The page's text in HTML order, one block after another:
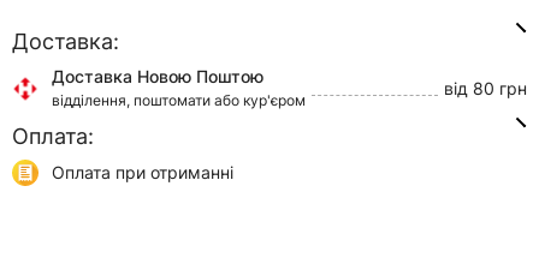
Доставка:
Доставка Новою Поштою
відділення, поштомати або кур'єром
від 80 грн
Доставка Укр Поштою
Оплата:
Оплата при отриманні